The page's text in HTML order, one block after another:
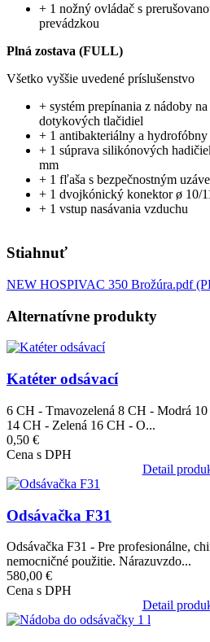
+ 1 nožný ovládač s
prevádzkou
Plná zostava (FULL)
Všetko vyššie uvedené príslušenstvo
+ systém prepínania z nádoby
dotykových tlačidiel
+ 1 antibakteriálny a
+ 1 súprava silikónových
mm
+ 1 fľaša s bezpečnostným
+ 1 dvojkónický konektor ø 10/
+ 1 vstup nasávania vzduchu
Stiahnuť
NEW HOSPIVAC 350 Brožúra.pdf
Alternatívne produkty
Obrázok
Katéter odsávací
6 CH - Tmavozelená 8 CH - Modrá
14 CH - Zelená 16 CH - O...
0,50 €
Cena s DPH
Detail
Obrázok
Odsávačka F31
Odsávačka F31 - Pre profesionálne,
nemocničné použitie. Nárazuvzdo...
580,00 €
Cena s DPH
Detail
Obrázok